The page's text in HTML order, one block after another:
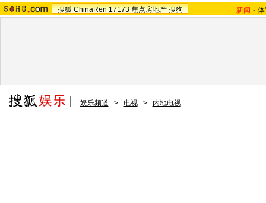
搜狐 ChinaRen 17173 焦点房地产 搜狗 新闻 -
娱乐频道 > 电视 > 内地电视